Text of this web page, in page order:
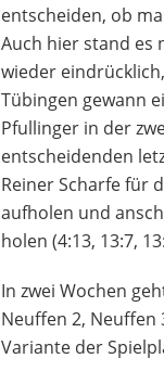
entscheiden, ob
Auch hier stand es
wieder
Tübingen gewann
Pfullinger in der
entscheidenden
Reiner Scharfe für
aufholen und
holen (4:13, 13:7,
In zwei Wochen
Neuffen 2,
Variante der